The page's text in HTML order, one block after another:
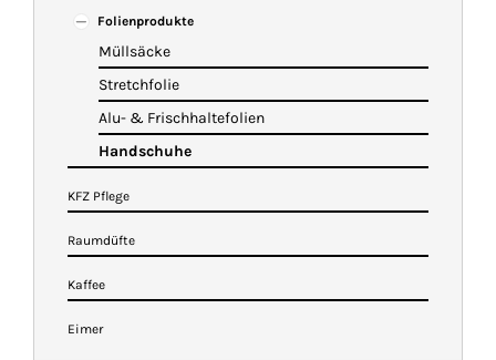
Folienprodukte
Müllsäcke
Stretchfolie
Alu- & Frischhaltefolien
Handschuhe
KFZ Pflege
Raumdüfte
Kaffee
Eimer